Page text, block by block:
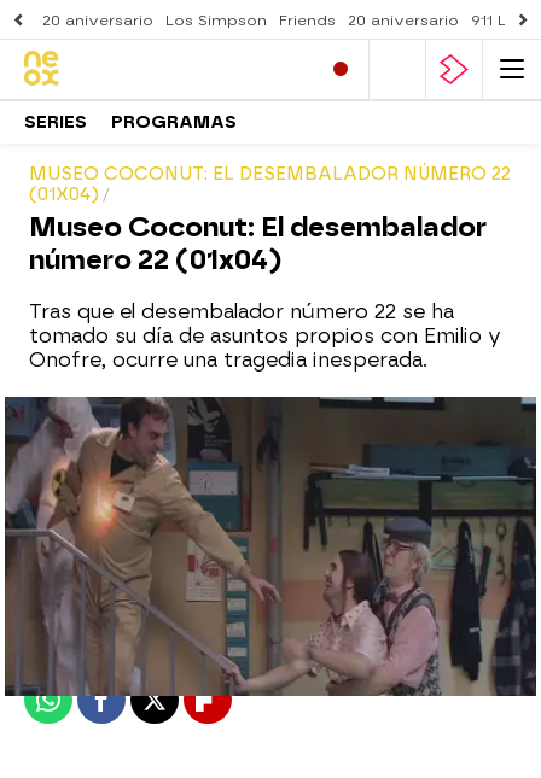
20 aniversario Los Simpson Friends 20 aniversario 911
SERIES PROGRAMAS
MUSEO COCONUT: EL DESEMBALADOR NÚMERO 22
(01X04)
Museo Coconut: El desembalador
número 22 (01x04)
Tras que el desembalador número 22 se ha
tomado su día de asuntos propios con Emilio y
Onofre, ocurre una tragedia inesperada.
neox
Publicado: 16 de noviembre de 2010, 10:15
WhatsappFacebook
X Flipboard